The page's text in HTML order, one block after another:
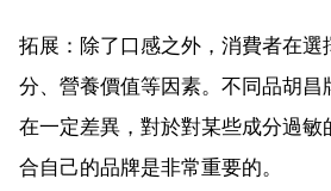
拓展：除了口感之外，消費者在選
分、營養價值等因素。不同品胡昌
在一定差異，對於對某些成分過敏
合自己的品牌是非常重要的。